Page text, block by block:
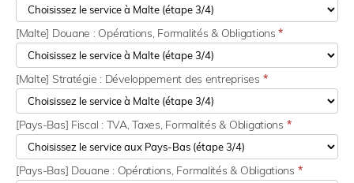
[Malte] Douane : Opérations, Formalités & Obligations*
[Malte] Stratégie : Développement des entreprises *
[Pays-Bas] Fiscal : TVA, Taxes, Formalités & Obligations *
[Pays-Bas] Douane : Opérations, Formalités & Obligations *